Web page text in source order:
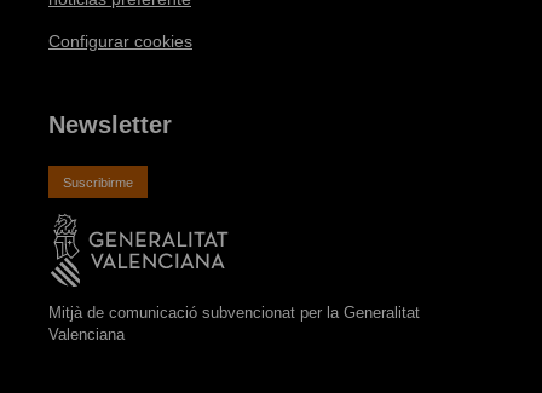
Configurar cookies
Newsletter
Suscribirme
Mitjà de comunicació subvencionat per la Generalitat
Valenciana